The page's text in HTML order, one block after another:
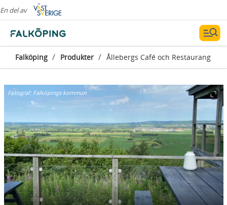
En del av
Falköping / Produkter / Ållebergs Café och Restaurang
Fotograf: Falköpings kommun